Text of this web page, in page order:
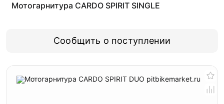
Мотогарнитура CARDO SPIRIT SINGLE
Сообщить о поступлении